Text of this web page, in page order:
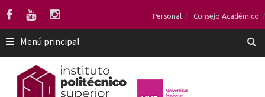
Saltar
contenido
Personal Consejo Académico
Menú principal